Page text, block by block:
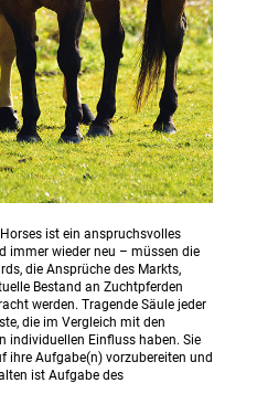
ist ein anspruchsvolles
immer wieder neu – müssen die
die Ansprüche des Markts,
Bestand an Zuchtpferden
werden. Tragende Säule jeder
die im Vergleich mit den
individuellen Einfluss haben. Sie
ihre Aufgabe(n) vorzubereiten und
ist Aufgabe des